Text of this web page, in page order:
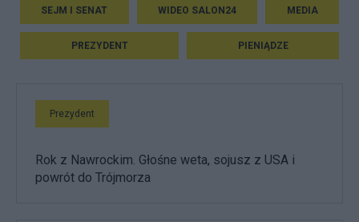
SEJM I SENAT WIDEO SALON24 MEDIA
PREZYDENT PIENIĄDZE
Prezydent
Rok z Nawrockim. Głośne weta, sojusz z USA i
powrót do Trójmorza